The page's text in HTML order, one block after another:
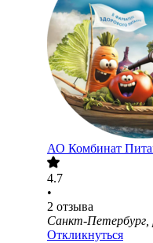
АО Комбинат
4.7
•
2 отзыва
Санкт-Петербург,
Откликнуться